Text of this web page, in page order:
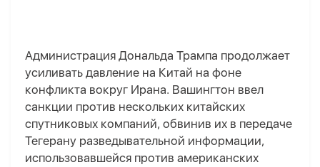
Администрация Дональда Трампа продолжает
усиливать давление на Китай на фоне
конфликта вокруг Ирана. Вашингтон ввел
санкции против нескольких китайских
спутниковых компаний, обвинив их в передаче
Тегерану разведывательной информации,
использовавшейся против американских